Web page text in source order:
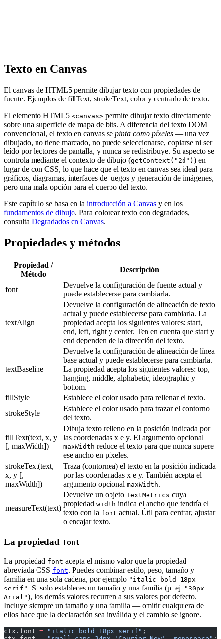
Texto en Canvas
El canvas de HTML5 permite dibujar texto con propiedades de
fuente. Ejemplos de fillText, strokeText, color y centrado de texto.
El elemento HTML5 <canvas> permite dibujar texto directamente
sobre una superficie de mapa de bits. A diferencia del texto DOM
convencional, el texto en canvas se pinta como píxeles — una vez
dibujado, no tiene marcado, no puede seleccionarse, copiarse ni ser
leído por lectores de pantalla, y nunca se redistribuye. Su aspecto se
controla mediante el contexto de dibujo (getContext("2d") ) en
lugar de con CSS, lo que hace que el texto en canvas sea ideal para
gráficos, diagramas, interfaces de juegos y generación de imágenes,
pero una mala opción para el cuerpo del texto.
Este capítulo se basa en la introducción a Canvas y en los
fundamentos de dibujo. Para colorear texto con degradados,
consulta Degradados en Canvas.
Propiedades y métodos
Propiedad /
Método
Descripción
font
Devuelve la configuración de fuente actual y
puede establecerse para cambiarla.
textAlign
Devuelve la configuración de alineación de texto
actual y puede establecerse para cambiarla. La
propiedad acepta los siguientes valores: start,
end, left, right y center. Ten en cuenta que start y
end dependen de la dirección del texto.
textBaseline
Devuelve la configuración de alineación de línea
base actual y puede establecerse para cambiarla.
La propiedad acepta los siguientes valores: top,
hanging, middle, alphabetic, ideographic y
bottom.
fillStyle
Establece el color usado para rellenar el texto.
strokeStyle
Establece el color usado para trazar el contorno
del texto.
fillText(text, x, y
[, maxWidth])
Dibuja texto relleno en la posición indicada por
las coordenadas x e y. El argumento opcional
maxWidth reduce el texto para que nunca supere
ese ancho en píxeles.
strokeText(text,
x, y [,
maxWidth])
Traza (contornea) el texto en la posición indicada
por las coordenadas x e y. También acepta el
argumento opcional maxWidth.
measureText(text)
Devuelve un objeto TextMetrics cuya
propiedad width indica el ancho que tendría el
texto con la font actual. Útil para centrar, ajustar
o encajar texto.
La propiedad font
La propiedad font acepta el mismo valor que la propiedad
abreviada CSS font. Puedes combinar estilo, peso, tamaño y
familia en una sola cadena, por ejemplo "italic bold 18px
serif" . Si solo estableces un tamaño y una familia (p. ej. "30px
Arial"), los demás valores recurren a sus valores por defecto.
Incluye siempre un tamaño y una familia — omitir cualquiera de
ellos hace que la declaración sea inválida y el cambio se ignore.
ctx.font = "italic bold 18px serif" ;